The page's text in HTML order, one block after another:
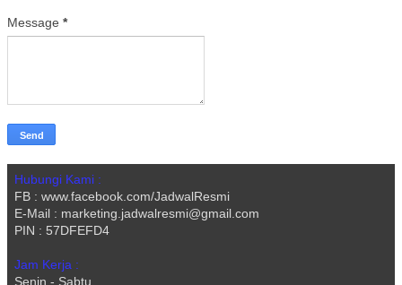
Message *
Hubungi Kami :
FB : www.facebook.com/JadwalResmi
E-Mail : marketing.jadwalresmi@gmail.com
PIN : 57DFEFD4
Jam Kerja :
Senin - Sabtu